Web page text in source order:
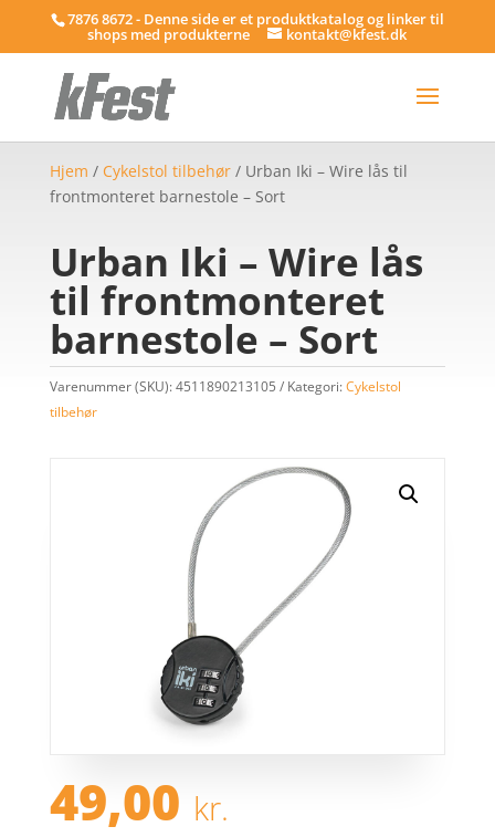
7876 8672 - Denne side er et produktkatalog og linker til
shops med produkterne kontakt@kfest.dk
Hjem / Cykelstol tilbehør/ Urban Iki – Wire lås til
frontmonteret barnestole – Sort
Urban Iki – Wire lås
til frontmonteret
barnestole – Sort
Varenummer (SKU):4511890213105 Kategori:Cykelstol
tilbehør
49,00 kr.